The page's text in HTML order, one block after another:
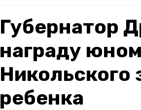
Губернатор
награду
Никольского
ребенка